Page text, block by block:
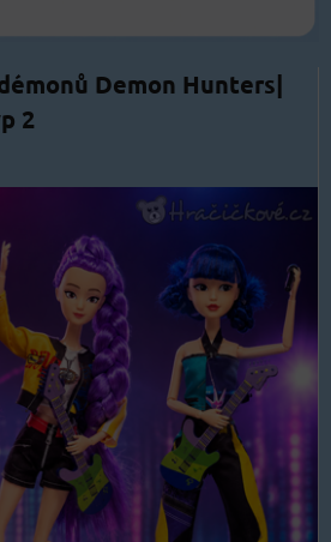
Demon Hunters|
2